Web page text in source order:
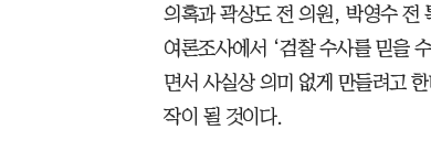
의혹과 곽상도 전 의원, 박영수 전
여론조사에서 ‘검찰 수사를 믿을
면서 사실상 의미 없게 만들려고
작이 될 것이다.